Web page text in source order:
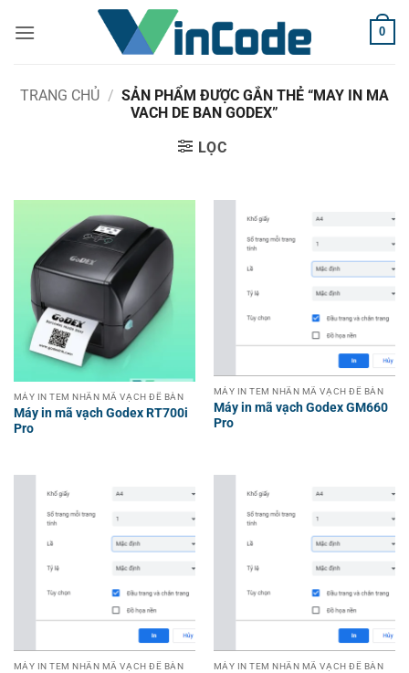
qua
0
TRANG CHỦ / SẢN PHẨM ĐƯỢC GẮN THẺ “MAY IN MA
VACH DE BAN GODEX”
LỌC
MÁY IN TEM NHÃN MÃ VẠCH ĐỂ BÀN
Máy in mã vạch Godex RT700i
Pro
MÁY IN TEM NHÃN MÃ VẠCH ĐỂ BÀN
Máy in mã vạch Godex GM660
Pro
MÁY IN TEM NHÃN MÃ VẠCH ĐỂ BÀN MÁY IN TEM NHÃN MÃ VẠCH ĐỂ BÀN